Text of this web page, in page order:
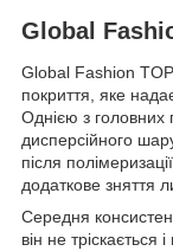
Global
Global Fashion
покриття, яке
Однією з головних
дисперсійного
після
додаткове зняття
Середня
він не